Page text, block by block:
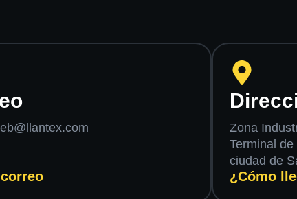
Zona
Terminal
ciudad de
¿Cómo